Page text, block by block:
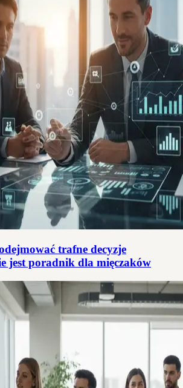
trafne decyzje
jest poradnik dla mięczaków